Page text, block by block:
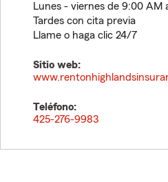
Lunes - viernes de 9:00 AM
Tardes con cita previa
Llame o haga clic 24/7
Sitio web:
Teléfono:
425-276-9983